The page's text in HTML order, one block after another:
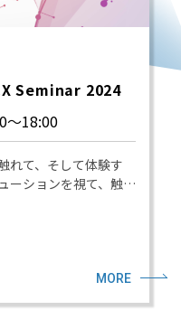
Seminar 2024
～18:00
れて、そして体験す
ーションを視て、触…
MORE